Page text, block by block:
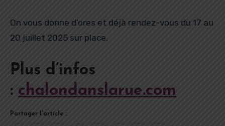
On vous donne d’ores et déjà rendez-vous du 17 au
20 juillet 2025 sur place.
Plus d’infos
: chalondanslarue.com
Partager l'article :